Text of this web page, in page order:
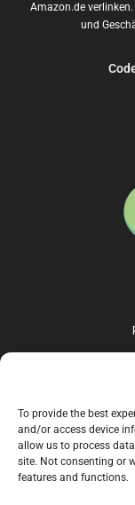
To provide the best
and/or access device
allow us to process
site. Not consenting or
features and functions.
Amazon.de
und
US GB FR